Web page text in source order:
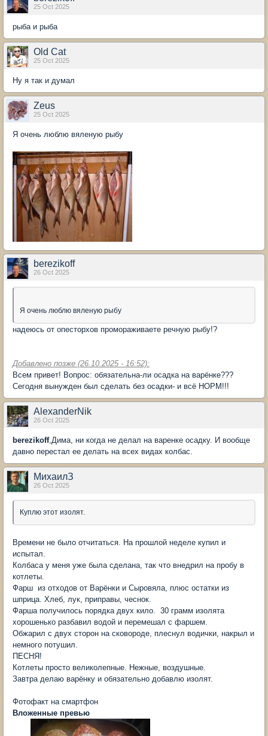
25 Oct 2025
рыба и рыба
Old Cat
25 Oct 2025
Ну я так и думал
Zeus
25 Oct 2025
Я очень люблю вяленую рыбу
berezikoff
26 Oct 2025
Я очень люблю вяленую рыбу
надеюсь от опесторхов промораживаете речную рыбу!?
Добавлено позже (26.10.2025 - 16:52):
Всем привет! Вопрос: обязательна-ли осадка на варёнке???
Сегодня вынужден был сделать без осадки- и всё НОРМ!!!
AlexanderNik
26 Oct 2025
berezikoff,Дима, ни когда не делал на варенке осадку. И вообще
давно перестал ее делать на всех видах колбас.
МихаилЗ
26 Oct 2025
Куплю этот изолят.
Времени не было отчитаться. На прошлой неделе купил и
испытал.
Колбаса у меня уже была сделана, так что внедрил на пробу в
котлеты.
Фарш из отходов от Варёнки и Сыровяла, плюс остатки из
шприца. Хлеб, лук, приправы, чеснок.
Фарша получилось порядка двух кило. 30 грамм изолята
хорошенько разбавил водой и перемешал с фаршем.
Обжарил с двух сторон на сковороде, плеснул водички, накрыл и
немного потушил.
ПЕСНЯ!
Котлеты просто великолепные. Нежные, воздушные.
Завтра делаю варёнку и обязательно добавлю изолят.
Фотофакт на смартфон
Вложенные превью